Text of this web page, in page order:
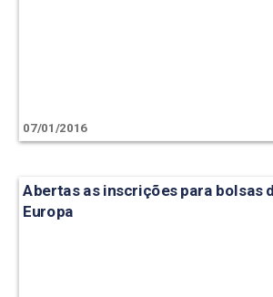
07/01/2016
Abertas as inscrições para bolsas
Europa